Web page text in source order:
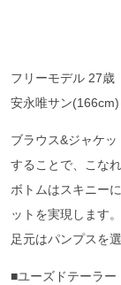
フリーモデル 27歳
安永唯サン(166cm)
ブラウス&ジャケ
することで、こな
ボトムはスキニー
ットを実現します。
足元はパンプスを
■ユーズドテーラー